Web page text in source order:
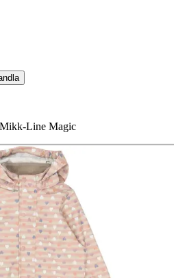
Mikk-Line Magic